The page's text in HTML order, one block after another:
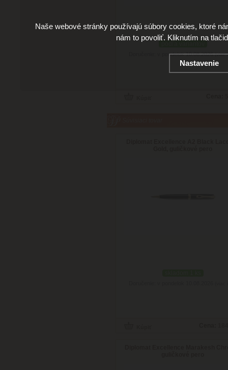
Doručenie: v pondelok 10.08.2026(viac
Naše webové stránky používajú súbory cookies, ktoré
nám to povoliť. Kliknutím na
Nastavenie